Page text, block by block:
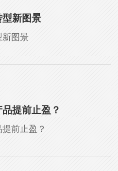
型新图景
新图景
提前止盈？
前止盈？